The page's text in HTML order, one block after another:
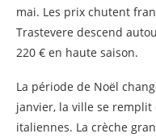
mai. Les prix chutent
Trastevere descend
220 € en haute saison.
La période de Noël
janvier, la ville se
italiennes. La crèche